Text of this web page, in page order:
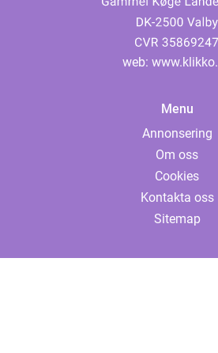
web:
Menu
Annonsering
Om oss
Cookies
Kontakta oss
Sitemap